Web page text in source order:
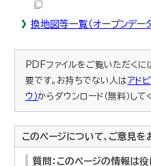
換地図等一覧（オープンデータ
PDFファイルをご覧いただくに
要です。お持ちでない人はアド
ウ）からダウンロード（無料）して
このページについて、ご意見
質問：このページの情報は